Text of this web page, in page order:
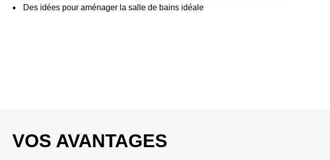
Des idées pour aménager la salle de bains idéale
VOS AVANTAGES